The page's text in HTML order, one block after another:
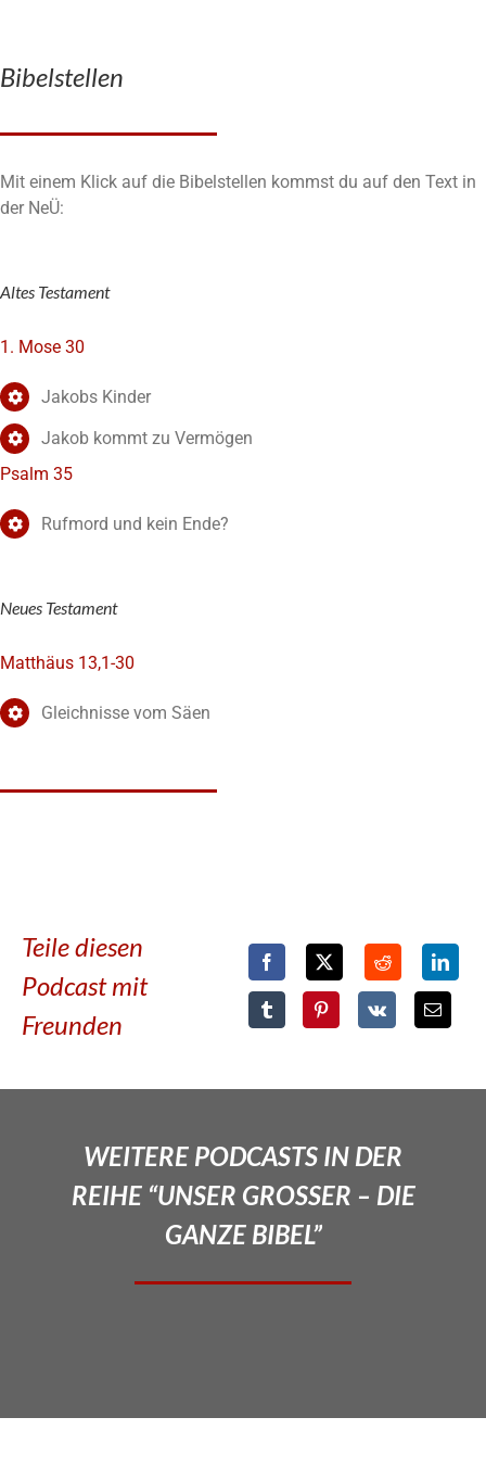
Bibelstellen
Mit einem Klick auf die Bibelstellen kommst du auf den Text in
der NeÜ:
Altes Testament
1. Mose 30
Jakobs Kinder
Jakob kommt zu Vermögen
Psalm 35
Rufmord und kein Ende?
Neues Testament
Matthäus 13,1-30
Gleichnisse vom Säen
Teile diesen
Podcast mit
Freunden
WEITERE PODCASTS IN DER
REIHE “UNSER GROSSER – DIE
GANZE BIBEL”